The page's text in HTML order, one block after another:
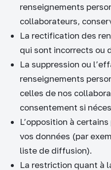
renseignements
collaborateurs,
La rectification des
qui sont incorrects ou
La suppression ou
renseignements
celles de nos
consentement si
L’opposition à
vos données (par
liste de diffusion).
La restriction quant à